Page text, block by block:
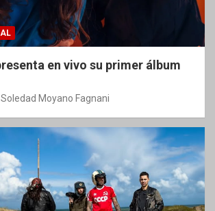
en vivo su primer álbum
Soledad Moyano Fagnani